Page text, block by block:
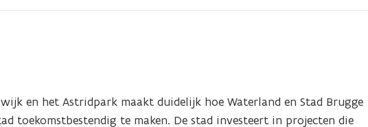
en het Astridpark maakt duidelijk hoe Waterland en Stad Brugge
toekomstbestendig te maken. De stad investeert in projecten die